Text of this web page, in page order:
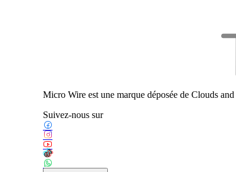
Micro Wire est une marque déposée de Clouds
Suivez-nous sur